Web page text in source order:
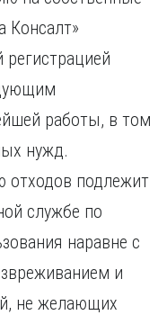
Ульяновск
Уфа
Х
Хабаровск
Ч
Чебоксары
Челябинск
Чита
Я
Ярославль
Консалт»
работы, в том
нужд.
отходов подлежит
службе по
наравне с
и
не желающих